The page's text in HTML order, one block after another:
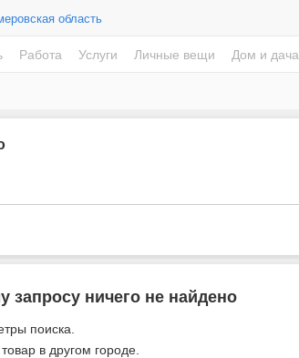
область
Работа Услуги Личные вещи Дом и дача
ничего не найдено
поиска.
в другом городе.